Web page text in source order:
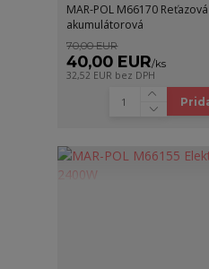
MAR-POL M66170
akumulátorová
70,00 EUR
40,00 EUR/ks
32,52 EUR bez DPH